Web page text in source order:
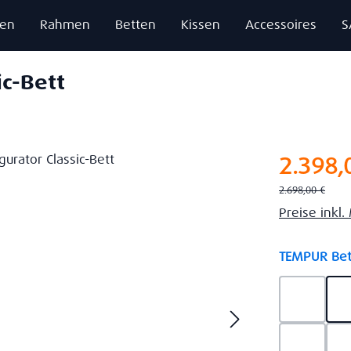
Rahmen Betten Kissen Accessoires
Bett
Regulärer Preis:
2.698,00 €
Preise inkl.
TEMPUR